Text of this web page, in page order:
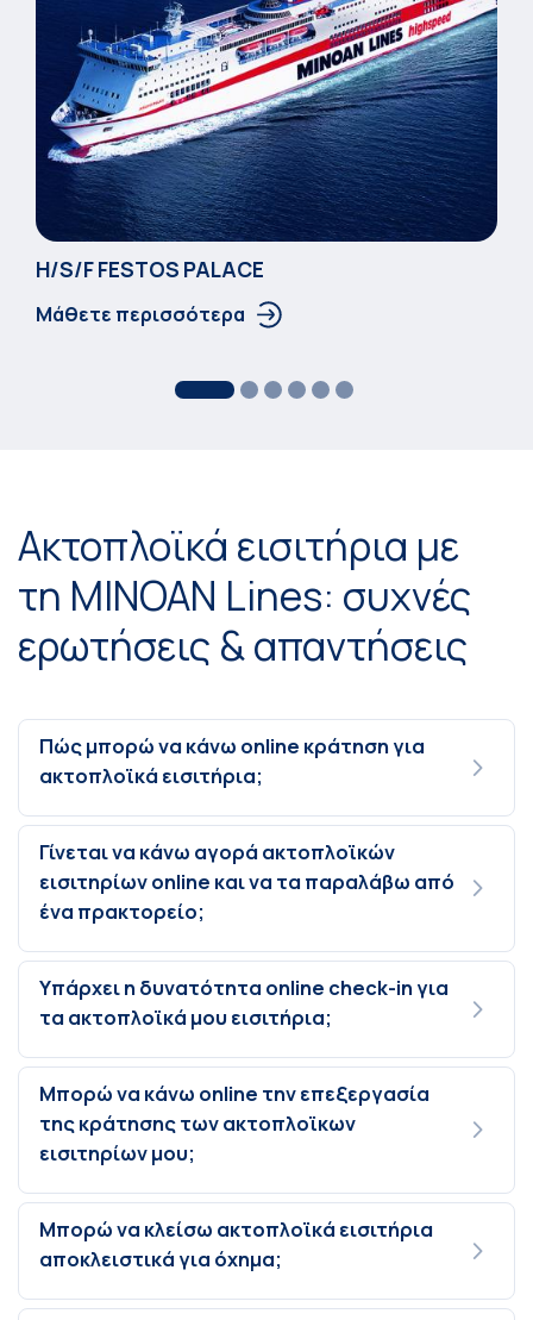
Η/S/F FESTOS PALACΕ
Μάθετε περισσότερα
Ακτοπλοϊκά εισιτήρια με
τη MINOAN Lines: συχνές
ερωτήσεις & απαντήσεις
Πώς μπορώ να κάνω online κράτηση για
ακτοπλοϊκά εισιτήρια;
Γίνεται να κάνω αγορά ακτοπλοϊκών
εισιτηρίων online και να τα παραλάβω από
ένα πρακτορείο;
Υπάρχει η δυνατότητα online check-in για
τα ακτοπλοϊκά μου εισιτήρια;
Μπορώ να κάνω online την επεξεργασία
της κράτησης των ακτοπλοϊκων
εισιτηρίων μου;
Μπορώ να κλείσω ακτοπλοϊκά εισιτήρια
αποκλειστικά για όχημα;